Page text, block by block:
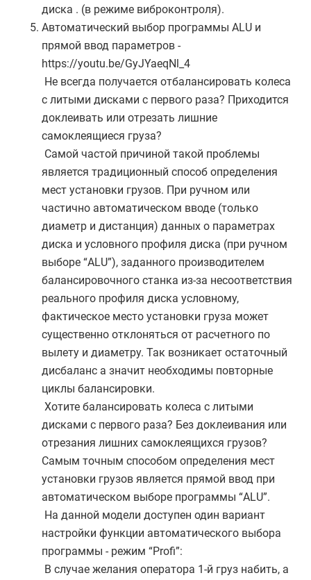
диска . (в режиме виброконтроля).
Автоматический выбор программы ALU и
прямой ввод параметров -
https://youtu.be/GyJYaeqNl_4
Не всегда получается отбалансировать колеса
с литыми дисками с первого раза? Приходится
доклеивать или отрезать лишние
самоклеящиеся груза?
Самой частой причиной такой проблемы
является традиционный способ определения
мест установки грузов. При ручном или
частично автоматическом вводе (только
диаметр и дистанция) данных о параметрах
диска и условного профиля диска (при ручном
выборе “ALU”), заданного производителем
балансировочного станка из-за несоответствия
реального профиля диска условному,
фактическое место установки груза может
существенно отклоняться от расчетного по
вылету и диаметру. Так возникает остаточный
дисбаланс а значит необходимы повторные
циклы балансировки.
Хотите балансировать колеса с литыми
дисками с первого раза? Без доклеивания или
отрезания лишних самоклеящихся грузов?
Самым точным способом определения мест
установки грузов является прямой ввод при
автоматическом выборе программы “ALU”.
На данной модели доступен один вариант
настройки функции автоматического выбора
программы - режим “Profi”:
В случае желания оператора 1-й груз набить, а